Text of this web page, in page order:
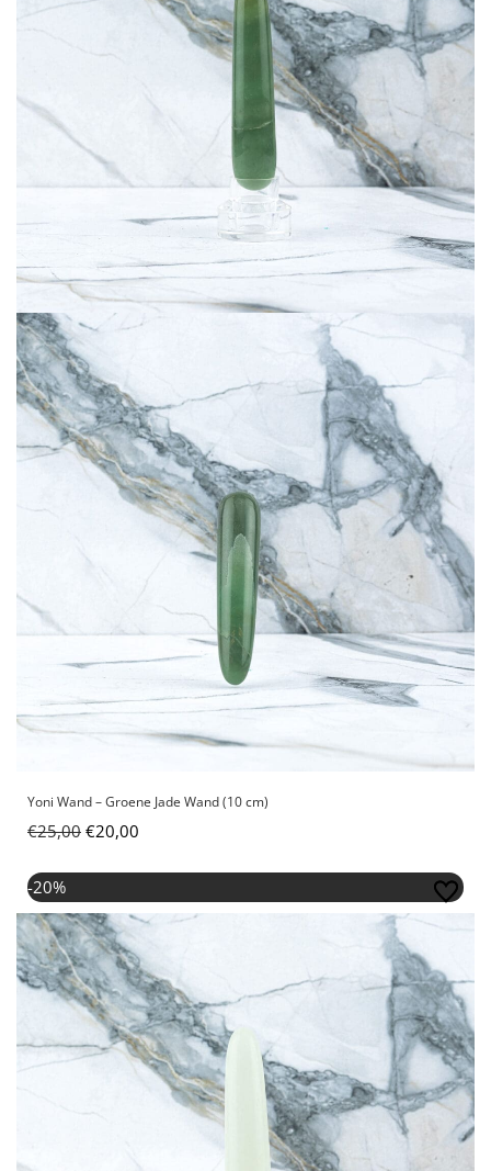
Yoni Wand – Groene Jade Wand (10 cm)
€25,00 €20,00
-20%
Oorspronkelijke prijs was: €25,00.
Huidige prijs is: €20,00.